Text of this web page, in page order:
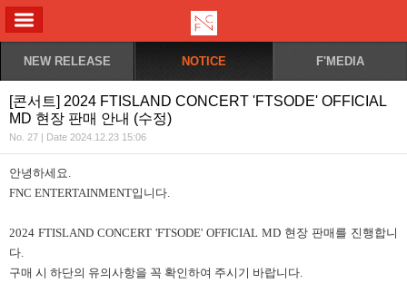
NEW RELEASE NOTICE F'MEDIA
[콘서트] 2024 FTISLAND CONCERT 'FTSODE' OFFICIAL
MD 현장 판매 안내 (수정)
No. 27 | Date 2024.12.23 15:06
안녕하세요.
FNC ENTERTAINMENT입니다.
2024 FTISLAND CONCERT 'FTSODE' OFFICIAL MD 현장 판매를 진행합니
다.
구매 시 하단의 유의사항을 꼭 확인하여 주시기 바랍니다.